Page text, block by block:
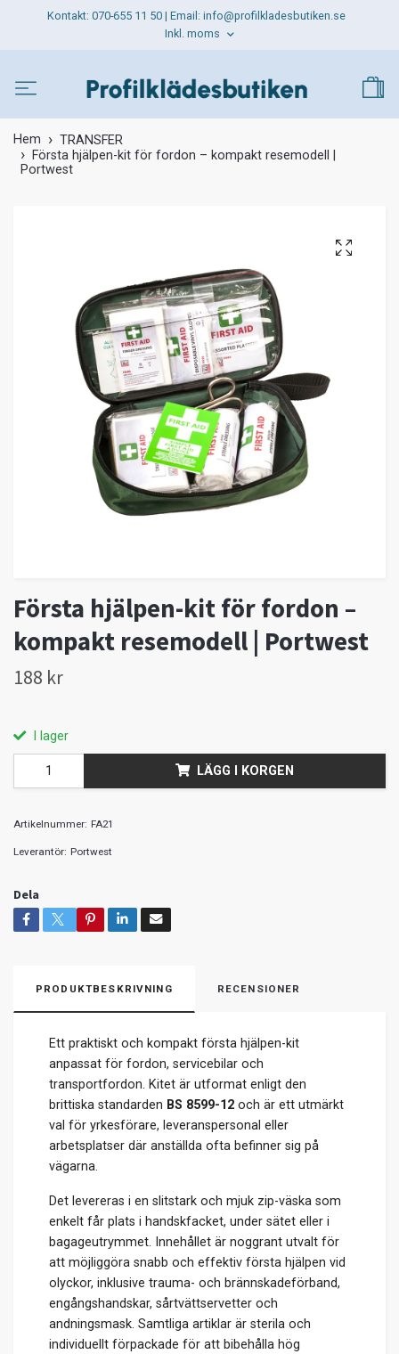
Kontakt: 070-655 11 50 | Email: info@profilkladesbutiken.se
Inkl. moms
Hem
TRANSFER
Första hjälpen-kit för fordon – kompakt resemodell |
Portwest
Första hjälpen-kit för fordon –
kompakt resemodell | Portwest
188 kr
I lager
LÄGG I KORGEN
Artikelnummer: FA21
Leverantör: Portwest
Dela
PRODUKTBESKRIVNING RECENSIONER
Ett praktiskt och kompakt första hjälpen-kit
anpassat för fordon, servicebilar och
transportfordon. Kitet är utformat enligt den
brittiska standarden BS 8599-12 och är ett utmärkt
val för yrkesförare, leveranspersonal eller
arbetsplatser där anställda ofta befinner sig på
vägarna.
Det levereras i en slitstark och mjuk zip-väska som
enkelt får plats i handskfacket, under sätet eller i
bagageutrymmet. Innehållet är noggrant utvalt för
att möjliggöra snabb och effektiv första hjälpen vid
olyckor, inklusive trauma- och brännskadeförband,
engångshandskar, sårtvättservetter och
andningsmask. Samtliga artiklar är sterila och
individuellt förpackade för att bibehålla hög